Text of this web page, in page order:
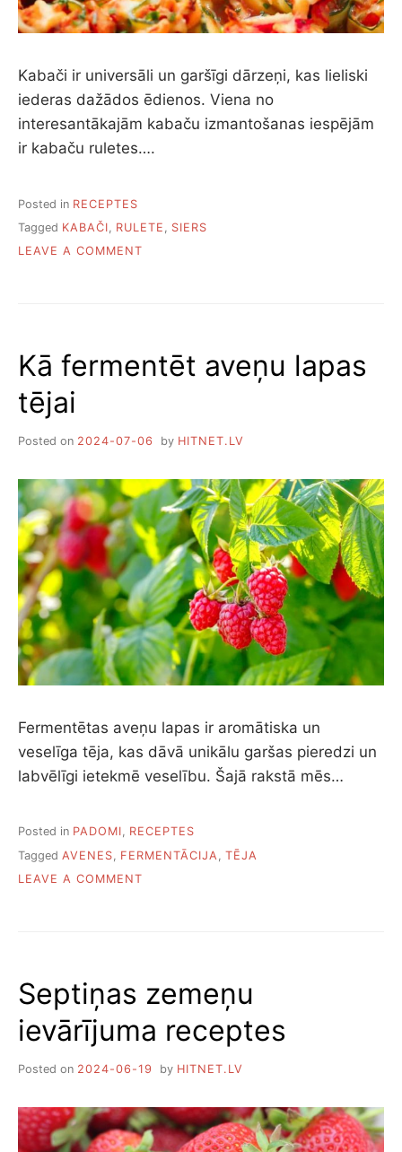
Kabači ir universāli un garšīgi dārzeņi, kas lieliski
iederas dažādos ēdienos. Viena no
interesantākajām kabaču izmantošanas iespējām
ir kabaču ruletes….
Posted in RECEPTES
Tagged KABAČI, RULETE , SIERS
LEAVE A COMMENT
Kā fermentēt aveņu lapas
tējai
Posted on 2024-07-06 by HITNET.LV
Fermentētas aveņu lapas ir aromātiska un
veselīga tēja, kas dāvā unikālu garšas pieredzi un
labvēlīgi ietekmē veselību. Šajā rakstā mēs…
Posted in PADOMI, RECEPTES
Tagged AVENES FERMENTĀCIJA
TĒJA
LEAVE A COMMENT
Septiņas zemeņu
ievārījuma receptes
Posted on 2024-06-19 by HITNET.LV